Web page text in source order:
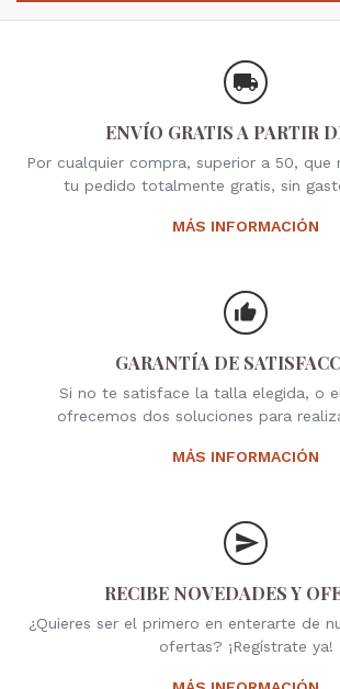
ENVÍO GRATIS A PARTIR
Por cualquier compra, superior a 50, que
tu pedido totalmente gratis, sin
MÁS INFORMACIÓN
GARANTÍA DE
Si no te satisface la talla elegida, o
ofrecemos dos soluciones para
MÁS INFORMACIÓN
RECIBE NOVEDADES Y
¿Quieres ser el primero en enterarte de
ofertas? ¡Regístrate ya!